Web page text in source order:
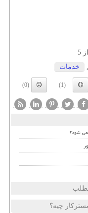
از 5
خدمات
(1)
(0)
شود؟
چیه؟